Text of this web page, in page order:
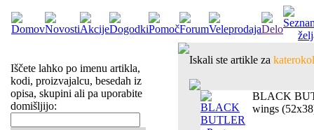
Iščete lahko po imenu artikla,
kodi, proizvajalcu, besedah iz
opisa, skupini ali pa uporabite
domišljijo:
Iskali ste artikle za
BLACK
wings